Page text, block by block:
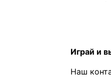
Играй и
Наш